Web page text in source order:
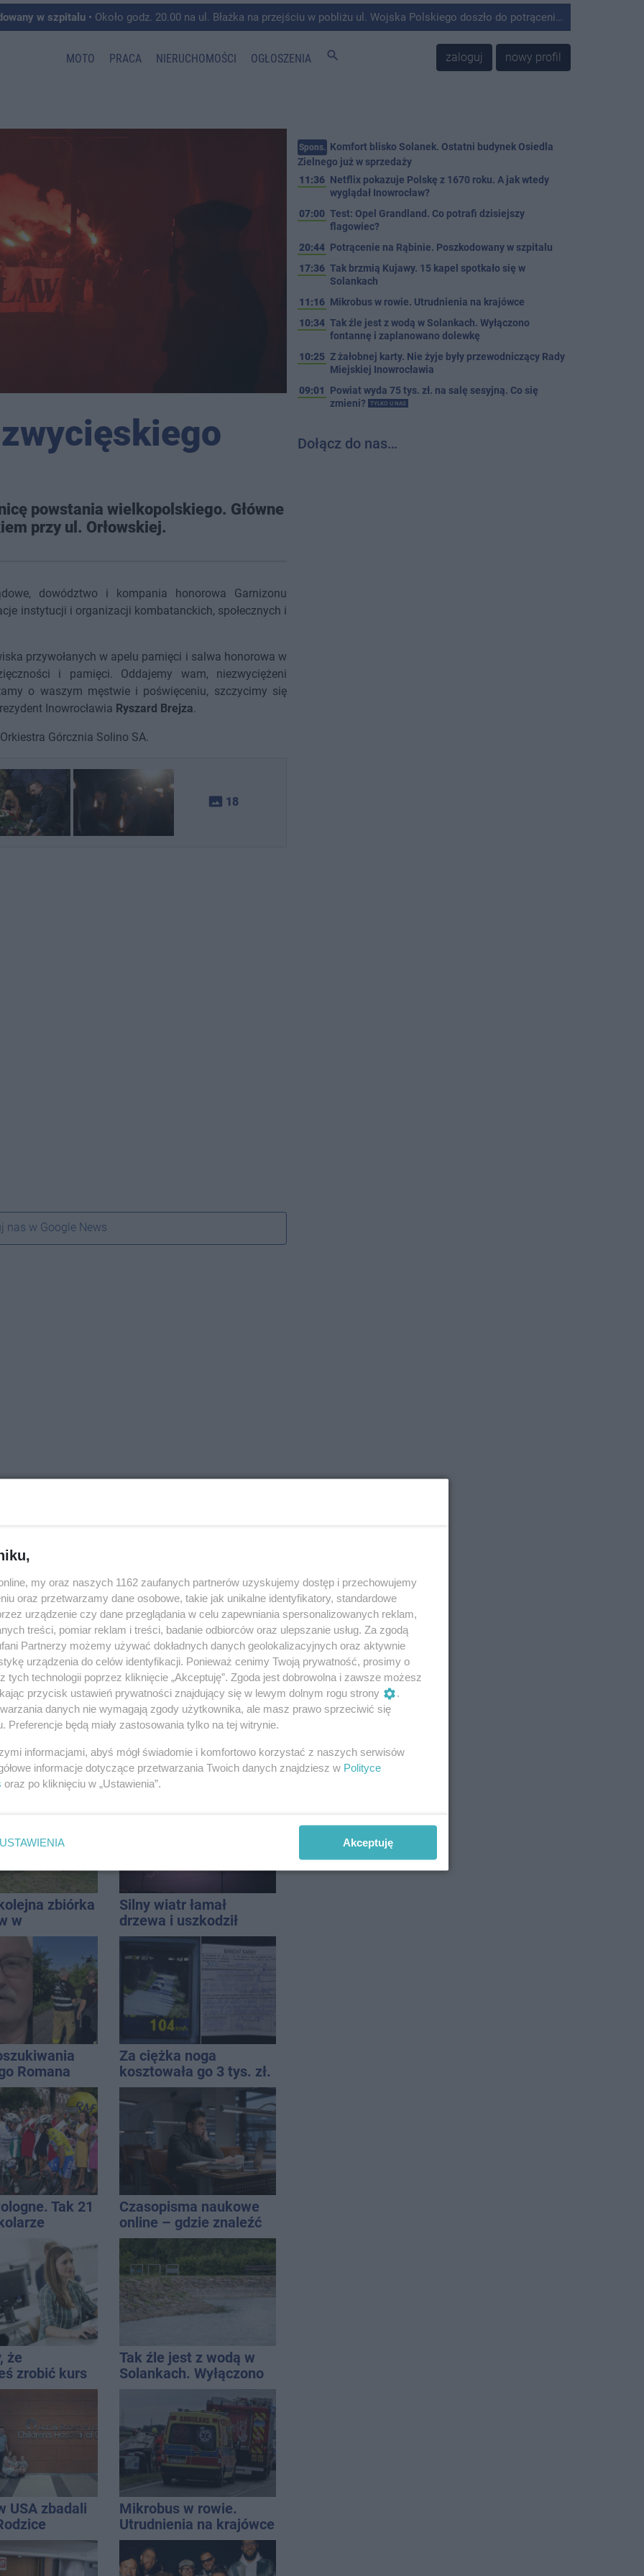
w szpitalu • Około godz. 20.00 na ul. Błażka na przejściu w pobliżu ul. Wojska Polskiego doszło do potrącenia mężczyzny przez kierującego Mercedesem.
MOTO PRACA NIERUCHOMOŚCI OGŁOSZENIA search zaloguj nowy profil
powstania wielkopolskiego. Główne
przy ul. Orłowskiej.
dowództwo i kompania honorowa Garnizonu
instytucji i organizacji kombatanckich, społecznych i
przywołanych w apelu pamięci i salwa honorowa w
i pamięci. Oddajemy wam, niezwyciężeni
o waszym męstwie i poświęceniu, szczycimy się
Inowrocławia Ryszard Brejza.
Górcznia Solino SA.
photo_size_select_actual 18
nas w Google News
Polskę
A jak
Tak brzmią Kujawy. 15
kapel spotkało się w
Solankach
wakacje na
Inowrocław w "gorącej"
czołówce. Według
analizy Onetu nasze
zbiórka
w
Silny wiatr łamał
drzewa i uszkodził
dach. To nie koniec
ostrzeżeń
Romana
Za ciężka noga
kosztowała go 3 tys. zł.
Do tego 13 punktów
Tak 21
Czasopisma naukowe
online – gdzie znaleźć
wartościowe
publikacje?
że
zrobić kurs
Tak źle jest z wodą w
Solankach. Wyłączono
fontannę i zaplanowano
USA zbadali
wieści
Mikrobus w rowie.
Utrudnienia na krajówce
Spons. Komfort blisko Solanek. Ostatni budynek Osiedla
Zielnego już w sprzedaży
11:36 Netflix pokazuje Polskę z 1670 roku. A jak wtedy
wyglądał Inowrocław?
07:00 Test: Opel Grandland. Co potrafi dzisiejszy
flagowiec?
20:44 Potrącenie na Rąbinie. Poszkodowany w szpitalu
17:36 Tak brzmią Kujawy. 15 kapel spotkało się w
Solankach
11:16 Mikrobus w rowie. Utrudnienia na krajówce
10:34 Tak źle jest z wodą w Solankach. Wyłączono
fontannę i zaplanowano dolewkę
10:25 Z żałobnej karty. Nie żyje były przewodniczący Rady
Miejskiej Inowrocławia
09:01
Powiat wyda 75 tys. zł. na salę sesyjną. Co się
zmieni?
TYLKO U NAS
Dołącz do nas…
my oraz naszych 1162 zaufanych partnerów uzyskujemy dostęp i przechowujemy
oraz przetwarzamy dane osobowe, takie jak unikalne identyfikatory, standardowe
urządzenie czy dane przeglądania w celu zapewniania spersonalizowanych reklam,
treści, pomiar reklam i treści, badanie odbiorców oraz ulepszanie usług. Za zgodą
Partnerzy możemy używać dokładnych danych geolokalizacyjnych oraz aktywnie
urządzenia do celów identyfikacji. Ponieważ cenimy Twoją prywatność, prosimy o
tych technologii poprzez kliknięcie „Akceptuję”. Zgoda jest dobrowolna i zawsze możesz
przycisk ustawień prywatności znajdujący się w lewym dolnym rogu strony
.
danych nie wymagają zgody użytkownika, ale masz prawo sprzeciwić się
Preferencje będą miały zastosowania tylko na tej witrynie.
informacjami, abyś mógł świadomie i komfortowo korzystać z naszych serwisów
informacje dotyczące przetwarzania Twoich danych znajdziesz w Polityce
oraz po kliknięciu w „Ustawienia”.
USTAWIENIA Akceptuję